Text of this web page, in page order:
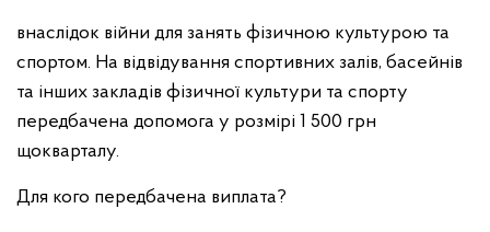
внаслідок війни для занять фізичною культурою та
спортом. На відвідування спортивних залів, басейнів
та інших закладів фізичної культури та спорту
передбачена допомога у розмірі 1 500 грн
щокварталу.
Для кого передбачена виплата?